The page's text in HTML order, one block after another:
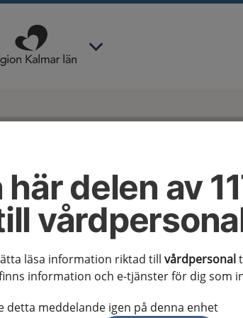
här delen av
läsa information riktad till vårdpersonal
information och e-tjänster för dig som
detta meddelande igen på denna enhet
har valt region Kalmar län
av